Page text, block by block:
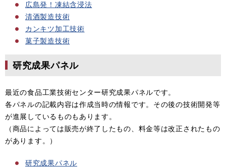
広島発！凍結含浸法
清酒製造技術
カンキツ加工技術
菓子製造技術
研究成果パネル
最近の食品工業技術センター研究成果パネルです。
各パネルの記載内容は作成当時の情報です。その後の技術開発等
が進展しているものもあります。
（商品によっては販売が終了したもの、料金等は改正されたもの
があります。）
研究成果パネル